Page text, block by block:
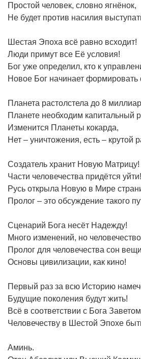
Простой человек, словно ягнёнок,
Не будет против насилия
Шестая Эпоха всё равно всходит!
Люди примут все Её условия!
Бог уже определил, кто к
Новое Бог начинает формировать
Планета растолстела до 8
Планете необходим капитальный
Изменится Планеты кокарда,
Нет – уничтожения, есть – крутой
Создатель хранит Новую Матрицу!
Части человечества придётся уйти!
Русь открыла Новую в Мире
Пролог – это обсуждение такого
Сценарий Бога несёт Надежду!
Много изменений, но
Пролог для человечества сон
Основы цивилизации, как кино!
Первый раз за всю Историю
Будущие поколения будут жить!
Всё в соответствии с Бога
Человечеству в Шестой Эпохе
Аминь.